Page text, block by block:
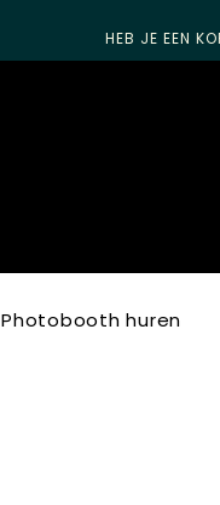
HEB JE EEN
Photobooth huren